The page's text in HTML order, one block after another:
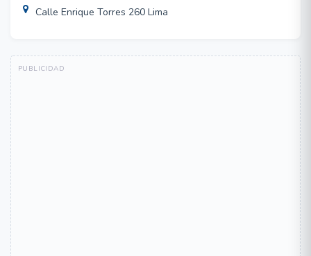
Calle Enrique Torres 260 Lima